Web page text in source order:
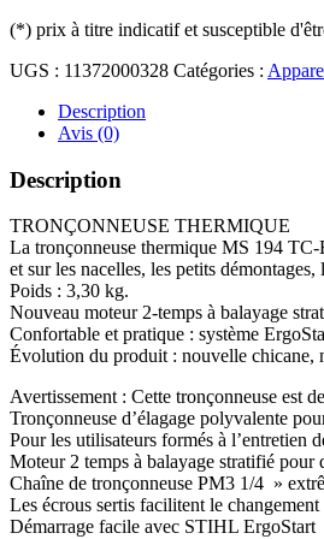
(*) prix à titre indicatif et susceptible
UGS : 11372000328 Catégories :
Description
Avis (0)
Description
TRONÇONNEUSE THERMIQUE
La tronçonneuse thermique MS 194 TC-
et sur les nacelles, les petits
Poids : 3,30 kg.
Nouveau moteur 2-temps à balayage
Confortable et pratique : système
Évolution du produit : nouvelle chicane,
Avertissement : Cette tronçonneuse est
Tronçonneuse d’élagage polyvalente
Pour les utilisateurs formés à l’entretien
Moteur 2 temps à balayage stratifié pour
Chaîne de tronçonneuse PM3 1/4 »
Les écrous sertis facilitent le changement
Démarrage facile avec STIHL ErgoStart